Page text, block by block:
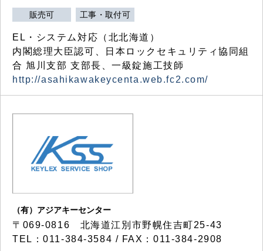
販売可 工事・取付可
EL・システム対応（北北海道）
内閣総理大臣認可、日本ロックセキュリティ協同組
合 旭川支部 支部長、一級錠施工技師
http://asahikawakeycenta.web.fc2.com/
（有）アジアキーセンター
〒069-0816 北海道江別市野幌住吉町25-43
TEL：011-384-3584 / FAX：011-384-2908